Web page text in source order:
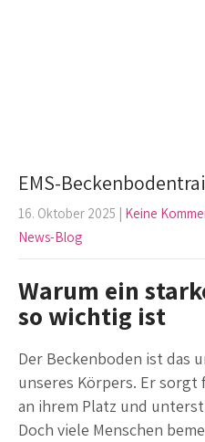
EMS-
16. Oktober 2025 | Keine
News-Blog
Warum ein
so wichtig ist
Der Beckenboden ist das
unseres Körpers. Er
an ihrem Platz und
Doch viele Menschen